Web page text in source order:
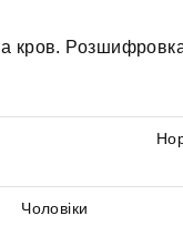
кров. Розшифровка
Чоловіки